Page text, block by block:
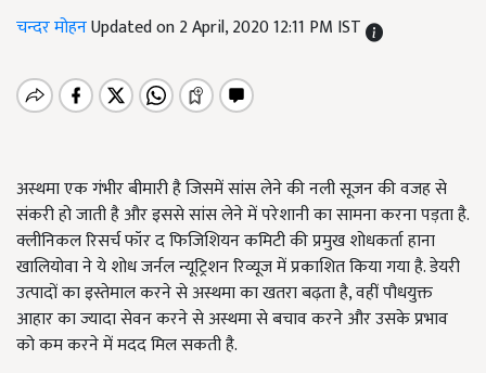
चन्दर मोहनUpdated on 2 April, 2020 12:11 PM IST
अस्थमा एक गंभीर बीमारी है जिसमें सांस लेने की नली सूजन की वजह से
संकरी हो जाती है और इससे सांस लेने में परेशानी का सामना करना पड़ता है.
क्लीनिकल रिसर्च फॉर द फिजिशियन कमिटी की प्रमुख शोधकर्ता हाना
खालियोवा ने ये शोध जर्नल न्यूट्रिशन रिव्यूज में प्रकाशित किया गया है. डेयरी
उत्पादों का इस्तेमाल करने से अस्थमा का खतरा बढ़ता है, वहीं पौधयुक्त
आहार का ज्यादा सेवन करने से अस्थमा से बचाव करने और उसके प्रभाव
को कम करने में मदद मिल सकती है.